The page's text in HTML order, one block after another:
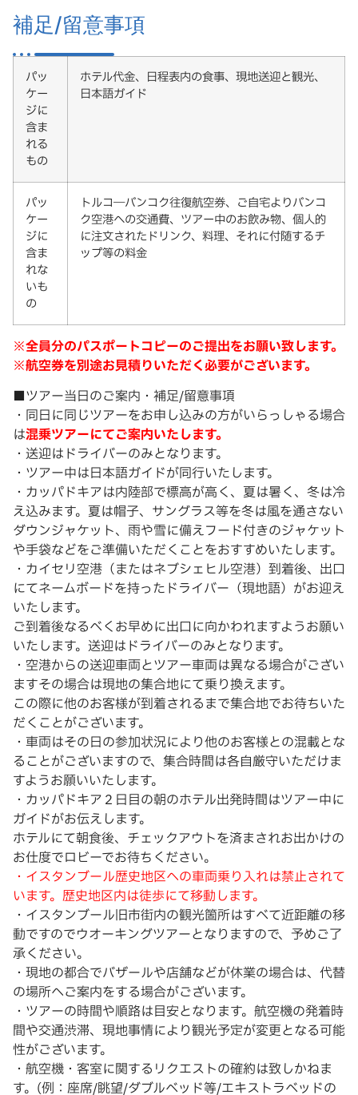
補足/留意事項
パッ
ケー
ジに
含ま
れる
もの
ホテル代金、日程表内の食事、現地送迎と観光、
日本語ガイド
パッ
ケー
ジに
含ま
れな
いも
の
トルコ―バンコク往復航空券、ご自宅よりバンコ
ク空港への交通費、ツアー中のお飲み物、個人的
に注文されたドリンク、料理、それに付随するチ
ップ等の料金
※全員分のパスポートコピーのご提出をお願い致します。
※航空券を別途お見積りいただく必要がございます。
■ツアー当日のご案内・補足/留意事項
・同日に同じツアーをお申し込みの方がいらっしゃる場合
は混乗ツアーにてご案内いたします。
・送迎はドライバーのみとなります。
・ツアー中は日本語ガイドが同行いたします。
・カッパドキアは内陸部で標高が高く、夏は暑く、冬は冷
え込みます。夏は帽子、サングラス等を冬は風を通さない
ダウンジャケット、雨や雪に備えフード付きのジャケット
や手袋などをご準備いただくことをおすすめいたします。
・カイセリ空港（またはネブシェヒル空港）到着後、出口
にてネームボードを持ったドライバー（現地語）がお迎え
いたします。
ご到着後なるべくお早めに出口に向かわれますようお願い
いたします。送迎はドライバーのみとなります。
・空港からの送迎車両とツアー車両は異なる場合がござい
ますその場合は現地の集合地にて乗り換えます。
この際に他のお客様が到着されるまで集合地でお待ちいた
だくことがございます。
・車両はその日の参加状況により他のお客様との混載とな
ることがございますので、集合時間は各自厳守いただけま
すようお願いいたします。
・カッパドキア２日目の朝のホテル出発時間はツアー中に
ガイドがお伝えします。
ホテルにて朝食後、チェックアウトを済まされお出かけの
お仕度でロビーでお待ちください。
・イスタンブール歴史地区への車両乗り入れは禁止されて
います。歴史地区内は徒歩にて移動します。
・イスタンブール旧市街内の観光箇所はすべて近距離の移
動ですのでウオーキングツアーとなりますので、予めご了
承ください。
・現地の都合でバザールや店舗などが休業の場合は、代替
の場所へご案内をする場合がございます。
・ツアーの時間や順路は目安となります。航空機の発着時
間や交通渋滞、現地事情により観光予定が変更となる可能
性がございます。
・航空機・客室に関するリクエストの確約は致しかねま
す。(例：座席/眺望/ダブルベッド等/エキストラベッドの